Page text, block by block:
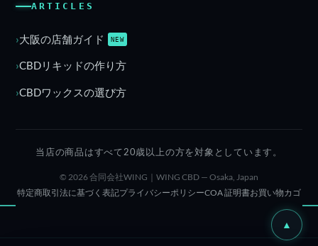
ARTICLES
大阪の店舗ガイド NEW
CBDリキッドの作り方
CBDワックスの選び方
当店の商品はすべて20歳以上の方を対象としています。
© 2026 合同会社WING｜WING CBD — Osaka, Japan
特定商取引法に基づく表記プライバシーポリシーCOA 証明書お買い物カゴ
▲